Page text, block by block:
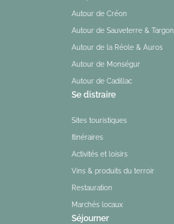
Autour de Créon
Autour de Sauveterre & Targon
Autour de la Réole & Auros
Autour de Monségur
Autour de Cadillac
Se distraire
Sites touristiques
Itinéraires
Activités et loisirs
Vins & produits du terroir
Restauration
Marchés locaux
Séjourner